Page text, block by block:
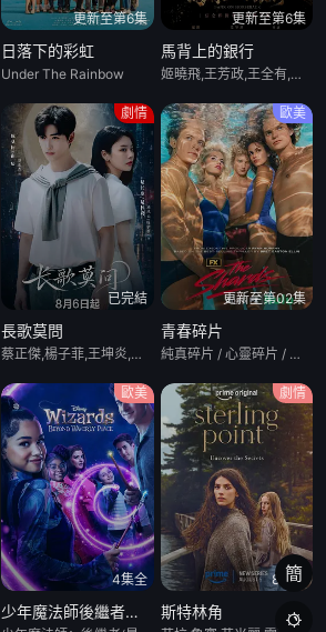
更新至第6集
日落下的彩虹
Under The Rainbow
更新至第6集
馬背上的銀行
姬曉飛,王芳政,王全有,閻妮,郭爍傑,杜志國,鄭衛莉,周舟 Zhou Zhou
劇情
已完結
長歌莫問
蔡正傑,楊子菲,王坤炎,劉美辰,李會長,李子雄,孟西,鮑大志,白凱南,斯外戈
歐美
更新至第02集
青春碎片
純真碎片 / 心靈碎片 / 破碎 / 碎片
歐美
4集全
少年魔法師後繼者第三季
劇情
8集全
斯特林角
簡
